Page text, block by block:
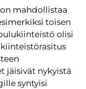
mahdollistaa
toisen
olisi
jäisivät nykyistä
syntyisi